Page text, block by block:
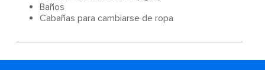
Baños
Cabañas para cambiarse de ropa